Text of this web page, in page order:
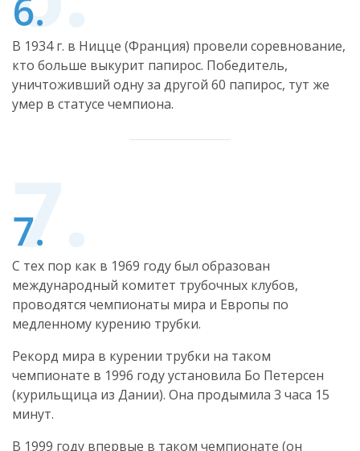
В 1934 г. в Ницце (Франция) провели соревнование,
кто больше выкурит папирос. Победитель,
уничтоживший одну за другой 60 папирос, тут же
умер в статусе чемпиона.
С тех пор как в 1969 году был образован
международный комитет трубочных клубов,
проводятся чемпионаты мира и Европы по
медленному курению трубки.
Рекорд мира в курении трубки на таком
чемпионате в 1996 году установила Бо Петерсен
(курильщица из Дании). Она продымила 3 часа 15
минут.
В 1999 году впервые в таком чемпионате (он